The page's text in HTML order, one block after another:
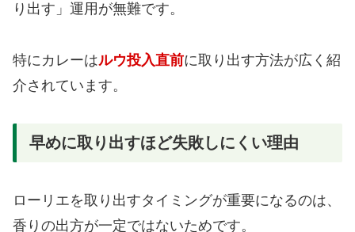
り出す」運用が無難です。
特にカレーはルウ投入直前に取り出す方法が広く紹
介されています。
早めに取り出すほど失敗しにくい理由
ローリエを取り出すタイミングが重要になるのは、
香りの出方が一定ではないためです。